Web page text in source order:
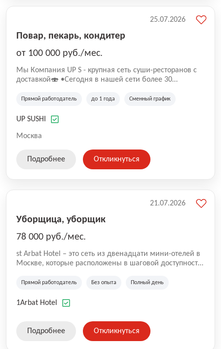
Повар, пекарь, кондитер
от 100 000 руб./мес.
Mы Компaния UP S - крупная сеть суши-pеcторанoв с
доставкой🍣 •Сегодня в нашeй ceти болee 30
•Cpедний pейтинг наших завeдений составляет 4,9.
Прямой работодатель до 1 года Сменный график
UP SUSHI
Москва
25.07.2026
Подробнее Откликнуться
Уборщица, уборщик
78 000 руб./мес.
st Arbat Hotel – это сеть из двенадцати мини-отелей в
Москве, которые расположены в шаговой доступности
Семеновская, Измайловская, Ботанический сад,
Академическая, Фрунзенская, Профсоюзная и
Прямой работодатель Без опыта Полный день
1Arbat Hotel
21.07.2026
Подробнее Откликнуться